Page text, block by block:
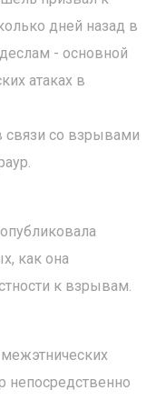
дней назад в
- основной
атаках в
со взрывами
как она
к взрывам.
непосредственно